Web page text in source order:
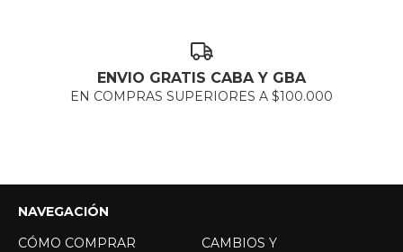
ENVIO GRATIS CABA Y GBA
EN COMPRAS SUPERIORES A $100.000
NAVEGACIÓN
CÓMO COMPRAR
CAMBIOS Y